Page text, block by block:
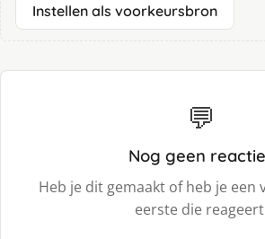
Instellen als voorkeursbron
💬
Nog geen
Heb je dit gemaakt of heb je een
eerste die